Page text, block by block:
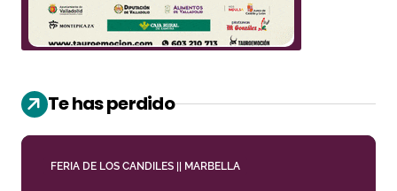
Te has perdido
FERIA DE LOS CANDILES || MARBELLA